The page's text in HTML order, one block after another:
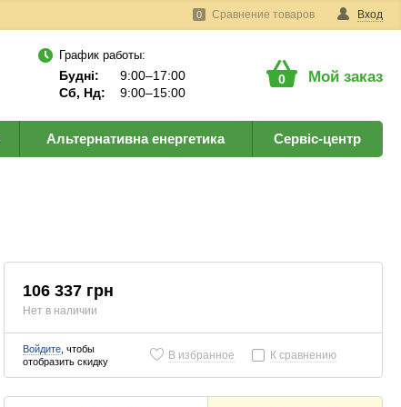
Вход
0 Сравнение товаров
График работы:
Будні:
9:00–17:00
Сб, Нд:
9:00–15:00
0 Мой заказ
Альтернативна енергетика Сервіс-центр
106 337 грн
Нет в наличии
Войдите, чтобы
отобразить скидку
В избранное К сравнению